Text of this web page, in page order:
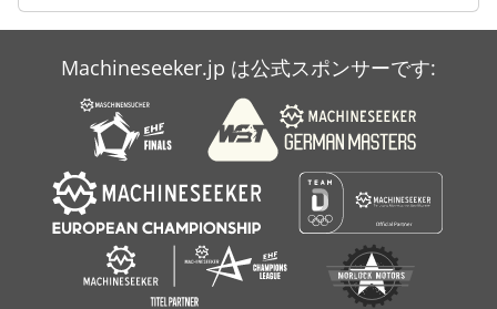
Machineseeker.jp は公式スポンサーです: